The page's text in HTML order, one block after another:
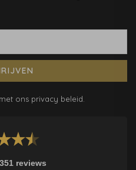
ons privacy beleid.
351 reviews